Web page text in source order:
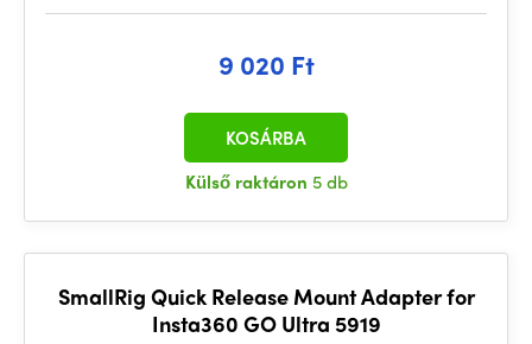
9 020 Ft
Külső raktáron 5 db
KOSÁRBA
SmallRig Quick Release Mount Adapter for
Insta360 GO Ultra 5919